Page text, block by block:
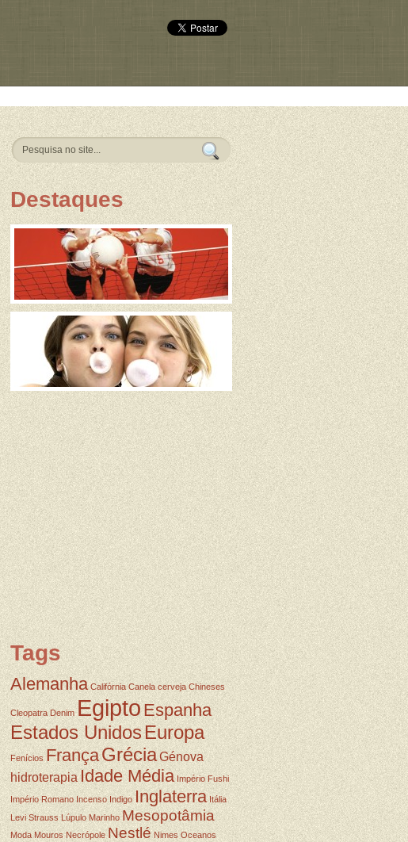
Destaques
Tags
Alemanha Califórnia Canela cerveja Chineses
Cleopatra Denim EgiptoEspanha
Estados UnidosEuropa
Fenícios FrançaGréciaGénova
hidroterapiaIdade Média Império Fushi
Império Romano Incenso Indigo Inglaterra Itália
Levi Strauss Lúpulo Marinho Mesopotâmia
Moda Mouros Necrópole Nestlé Nimes Oceanos